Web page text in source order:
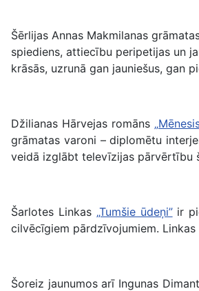
Šērlijas Annas Makmilanas
spiediens, attiecību peripetijas un
krāsās, uzrunā gan jauniešus, gan
Džilianas Hārvejas romāns
grāmatas varoni – diplomētu
veidā izglābt televīzijas pārvērtību
Šarlotes Linkas „Tumšie ūdeņi”ir
cilvēcīgiem pārdzīvojumiem.
Šoreiz jaunumos arī Ingunas